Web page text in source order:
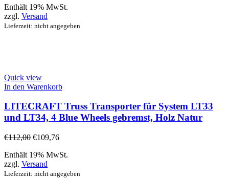
Enthält 19% MwSt.
zzgl. Versand
Lieferzeit: nicht angegeben
Quick view
In den Warenkorb
LITECRAFT Truss Transporter für System LT33
und LT34, 4 Blue Wheels gebremst, Holz Natur
€112,00 €109,76
Enthält 19% MwSt.
zzgl. Versand
Lieferzeit: nicht angegeben